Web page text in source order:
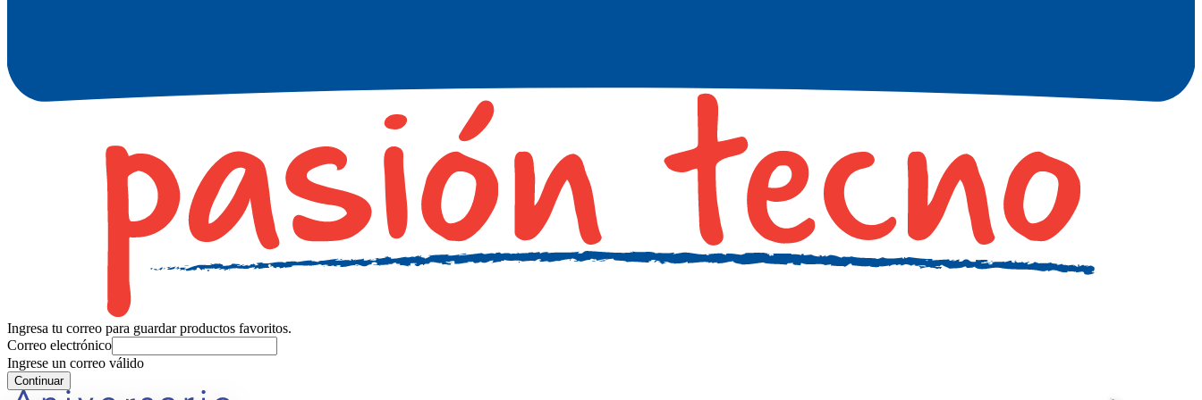
Ingresa tu correo para guardar productos favoritos.
Correo electrónico
Ingrese un correo válido
Continuar